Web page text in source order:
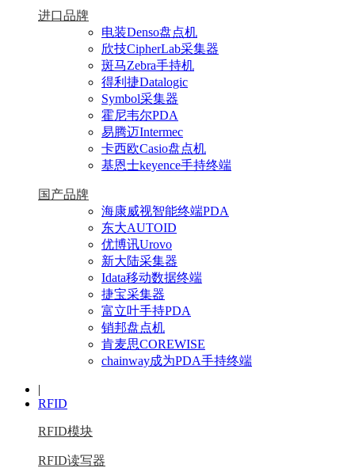
进口品牌
电装Denso盘点机
欣技CipherLab采集器
斑马Zebra手持机
得利捷Datalogic
Symbol采集器
霍尼韦尔PDA
易腾迈Intermec
卡西欧Casio盘点机
基恩士keyence手持终端
国产品牌
海康威视智能终端PDA
东大AUTOID
优博讯Urovo
新大陆采集器
Idata移动数据终端
捷宝采集器
富立叶手持PDA
销邦盘点机
肯麦思COREWISE
chainway成为PDA手持终端
|
RFID
RFID模块
RFID读写器